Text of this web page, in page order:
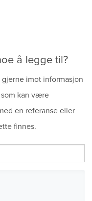
å legge til?
imot informasjon
kan være
en referanse eller
finnes.